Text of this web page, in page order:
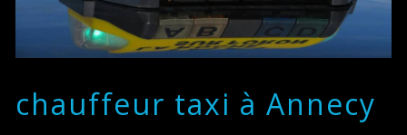
chauffeur taxi à Annecy